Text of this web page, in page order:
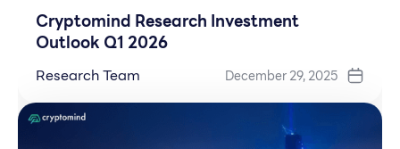
Cryptomind Research Investment
Outlook Q1 2026
Research Team December 29, 2025